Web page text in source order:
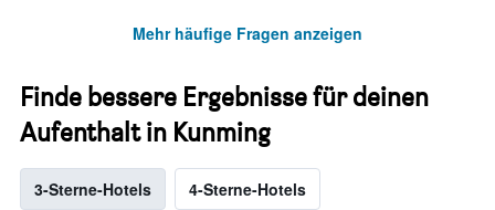
Mehr häufige Fragen anzeigen
Finde bessere Ergebnisse für deinen
Aufenthalt in Kunming
3-Sterne-Hotels 4-Sterne-Hotels